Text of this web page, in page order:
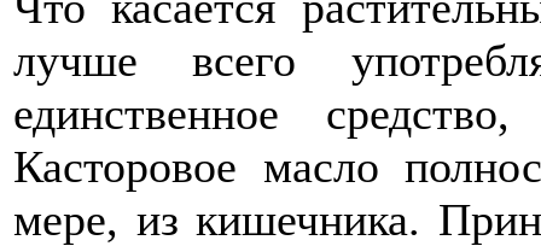
лучше всего
единственное
Касторовое масло
мере, из кишечника.